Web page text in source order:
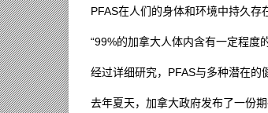
PFAS在人们的身体和环境中持久存
“99%的加拿大人体内含有一定程度
经过详细研究，PFAS与多种潜在的
去年夏天，加拿大政府发布了一份